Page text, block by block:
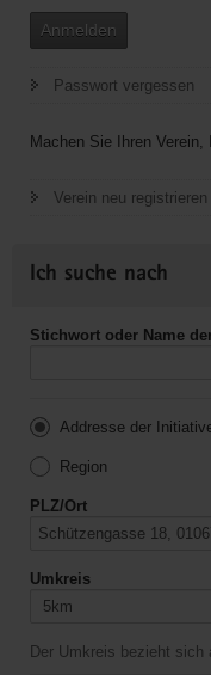
Anmelden
Passwort vergessen
Machen Sie Ihren
Verein neu registrieren
Ich suche nach
Stichwort oder Name
Addresse der
Region
PLZ/Ort
Umkreis
Der Umkreis bezieht sich